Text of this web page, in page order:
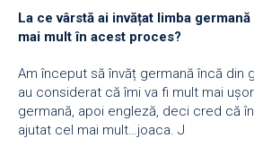
La ce vârstă ai invățat limba
mai mult în acest proces?
Am început să învăț germană încă din
au considerat că îmi va fi mult mai
germană, apoi engleză, deci cred că
ajutat cel mai mult…joaca. J